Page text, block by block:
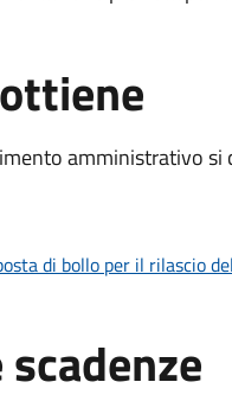
amministrativo
di bollo per il rilascio